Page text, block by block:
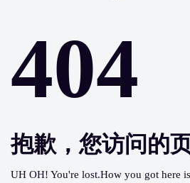
404
抱歉，您访问的
UH OH! You're lost.How you got here